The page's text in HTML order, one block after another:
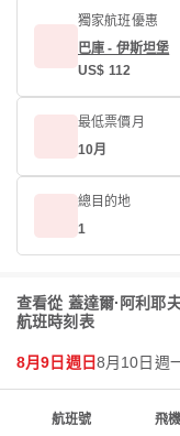
獨家航班優惠
巴庫 - 伊斯坦堡
US$ 112
最低票價月
10月
總目的地
1
查看從 蓋達爾·阿利耶
航班時刻表
8月9日週日8月10日週
航班號 飛